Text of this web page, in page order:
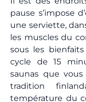
pause s’impose
une serviette,
les muscles du
sous les
cycle de 15
saunas que
tradition
température du